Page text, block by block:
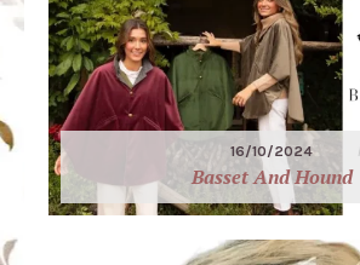
16/10/2024
Basset And Hound